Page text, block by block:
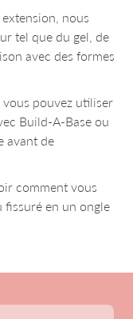
nous
tel que du gel, de
avec des formes
pouvez utiliser
Build-A-Base ou
avant de
comment vous
fissuré en un ongle